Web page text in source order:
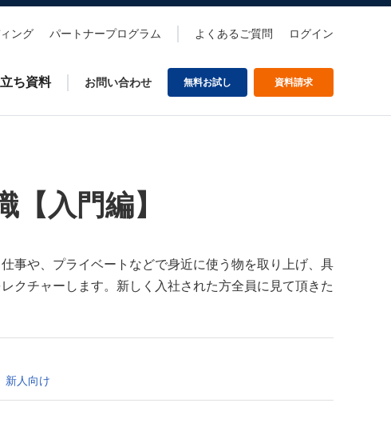
ング パートナープログラム よくあるご質問 ログイン
ち資料 お問い合わせ 無料お試し 資料請求
入門編】
事や、プライベートなどで身近に使う物を取り上げ、具
クチャーします。新しく入社された方全員に見て頂きた
新人向け